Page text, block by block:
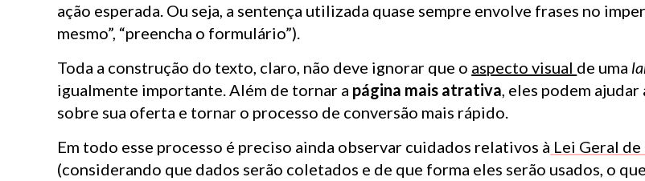
ação esperada. Ou seja, a sentença utilizada quase sempre envolve frases no
mesmo”, “preencha o formulário”).
Toda a construção do texto, claro, não deve ignorar que o aspecto visual de uma
igualmente importante. Além de tornar a página mais atrativa, eles podem ajudar
sobre sua oferta e tornar o processo de conversão mais rápido.
Em todo esse processo é preciso ainda observar cuidados relativos à Lei Geral
(considerando que dados serão coletados e de que forma eles serão usados, o